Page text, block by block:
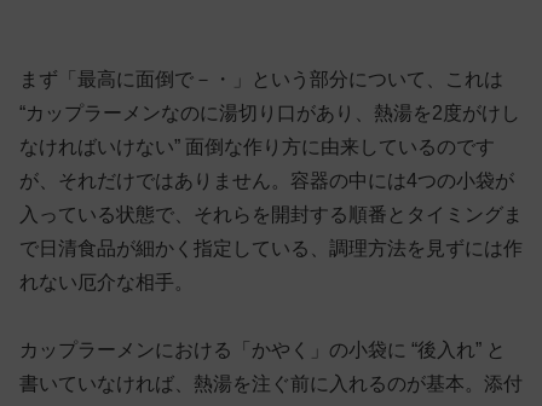
まず「最高に面倒で－・」という部分について、これは
“カップラーメンなのに湯切り口があり、熱湯を2度がけし
なければいけない” 面倒な作り方に由来しているのです
が、それだけではありません。容器の中には4つの小袋が
入っている状態で、それらを開封する順番とタイミングま
で日清食品が細かく指定している、調理方法を見ずには作
れない厄介な相手。
カップラーメンにおける「かやく」の小袋に “後入れ” と
書いていなければ、熱湯を注ぐ前に入れるのが基本。添付